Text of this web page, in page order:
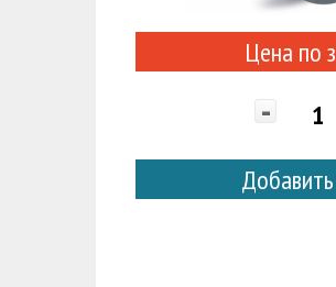
Цена по
-
Добавить